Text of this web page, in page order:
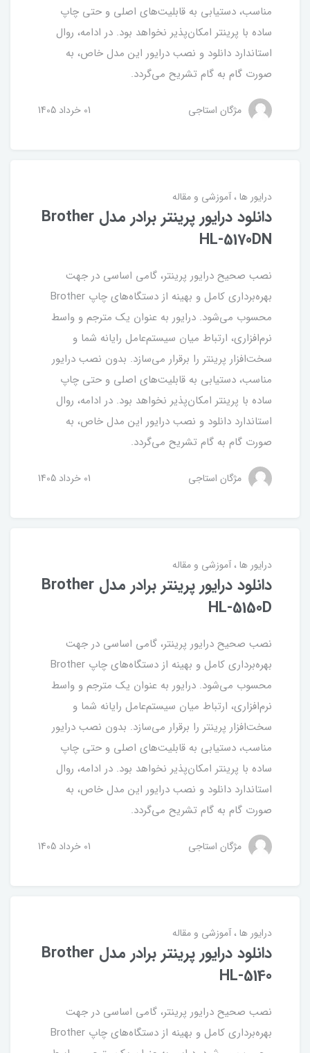
مناسب، دستیابی به قابلیت‌های اصلی و حتی چاپ
ساده با پرینتر امکان‌پذیر نخواهد بود. در ادامه، روال
استاندارد دانلود و نصب درایور این مدل خاص، به
صورت گام به گام تشریح می‌گردد.
مژگان استاجی 01 خرداد 1405
درایور ها آموزشی و مقاله
دانلود درایور پرینتر برادر مدل Brother
HL-5170DN
نصب صحیح درایور پرینتر، گامی اساسی در جهت
بهره‌برداری کامل و بهینه از دستگاه‌های چاپ Brother
محسوب می‌شود. درایور به عنوان یک مترجم و واسط
نرم‌افزاری، ارتباط میان سیستم‌عامل رایانه شما و
سخت‌افزار پرینتر را برقرار می‌سازد. بدون نصب درایور
مناسب، دستیابی به قابلیت‌های اصلی و حتی چاپ
ساده با پرینتر امکان‌پذیر نخواهد بود. در ادامه، روال
استاندارد دانلود و نصب درایور این مدل خاص، به
صورت گام به گام تشریح می‌گردد.
مژگان استاجی 01 خرداد 1405
درایور ها آموزشی و مقاله
دانلود درایور پرینتر برادر مدل Brother
HL-5150D
نصب صحیح درایور پرینتر، گامی اساسی در جهت
بهره‌برداری کامل و بهینه از دستگاه‌های چاپ Brother
محسوب می‌شود. درایور به عنوان یک مترجم و واسط
نرم‌افزاری، ارتباط میان سیستم‌عامل رایانه شما و
سخت‌افزار پرینتر را برقرار می‌سازد. بدون نصب درایور
مناسب، دستیابی به قابلیت‌های اصلی و حتی چاپ
ساده با پرینتر امکان‌پذیر نخواهد بود. در ادامه، روال
استاندارد دانلود و نصب درایور این مدل خاص، به
صورت گام به گام تشریح می‌گردد.
مژگان استاجی 01 خرداد 1405
درایور ها آموزشی و مقاله
دانلود درایور پرینتر برادر مدل Brother
HL-5140
نصب صحیح درایور پرینتر، گامی اساسی در جهت
بهره‌برداری کامل و بهینه از دستگاه‌های چاپ Brother